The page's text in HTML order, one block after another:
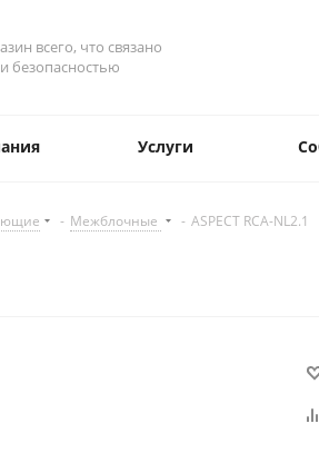
всего, что связано
безопасностью
Услуги
- Межблочные - ASPECT RCA-NL2.1